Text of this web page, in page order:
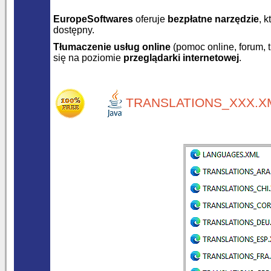
EuropeSoftwares oferuje bezpłatne narzędzie,
dostępny.
Tłumaczenie usług online (pomoc online,
się na poziomie przeglądarki internetowej.